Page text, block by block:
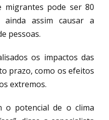
migrantes pode ser 80
assim causar a
pessoas.
os impactos das
prazo, como os efeitos
extremos.
o potencial de o clima